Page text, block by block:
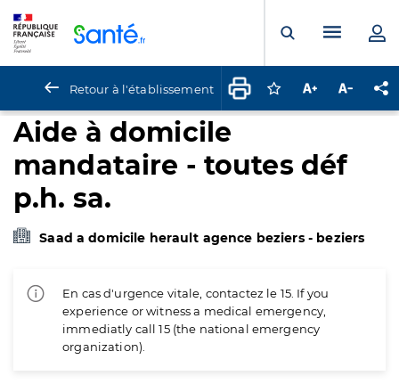
Ouvrir laMenu
Retour à l'établissement Connectez-vous
Augmenter la
Aide à domicile
mandataire - toutes déf
p.h. sa.
Saad a domicile herault agence beziers - beziers
En cas d'urgence vitale, contactez le 15. If you
experience or witness a medical emergency,
immediatly call 15 (the national emergency
organization).